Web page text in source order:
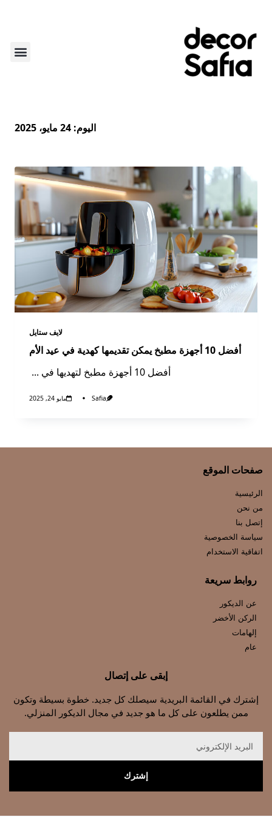
اليوم: 24 مايو، 2025
لايف ستايل
أفضل 10 أجهزة مطبخ يمكن تقديمها كهدية في عيد الأم
أفضل 10 أجهزة مطبخ لتهديها في
...
Safia مايو 24, 2025
صفحات الموقع
الرئيسية
من نحن
إتصل بنا
سياسة الخصوصية
اتفاقية الاستخدام
روابط سريعة
عن الديكور
الركن الأخضر
إلهامات
عام
إبقى على إتصال
إشترك في القائمة البريدية سيصلك كل جديد. خطوة بسيطة وتكون
ممن يطلعون على كل ما هو جديد في مجال الديكور المنزلي.
إشترك